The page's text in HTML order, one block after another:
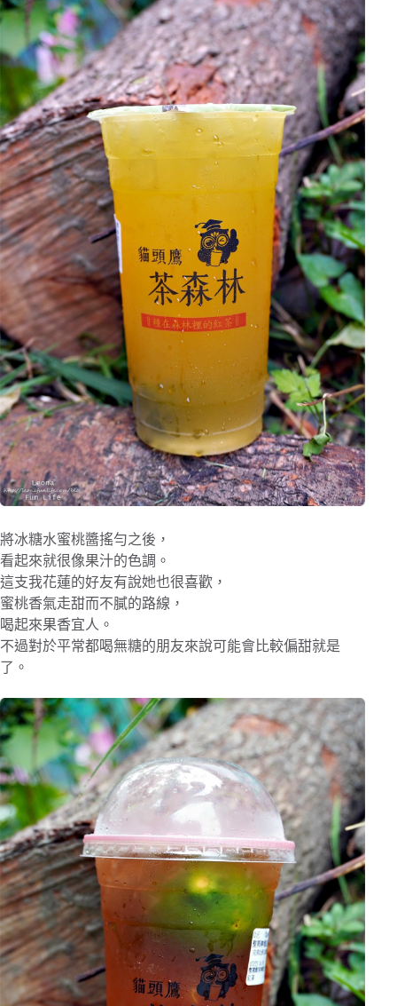
將冰糖水蜜桃醬搖勻之後，
看起來就很像果汁的色調。
這支我花蓮的好友有說她也很喜歡，
蜜桃香氣走甜而不膩的路線，
喝起來果香宜人。
不過對於平常都喝無糖的朋友來說可能會比較偏甜就是
了。